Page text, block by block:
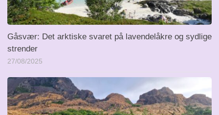
Gåsvær: Det arktiske svaret på lavendelåkre og sydlige
strender
27/08/2025